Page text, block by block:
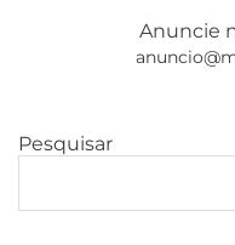
Anuncie
Pesquisar